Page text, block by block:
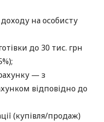
на особисту
до 30 тис. грн
— з
відповідно до
(купівля/продаж)